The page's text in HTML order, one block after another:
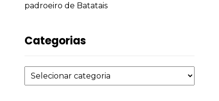
padroeiro de Batatais
Categorias